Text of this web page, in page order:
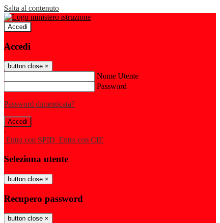
Salta al contenuto
Accedi
Accedi
button close ×
Nome Utente
Password
Password dimenticata?
-
Entra con SPID Entra con CIE
Seleziona utente
button close ×
Recupero password
button close ×